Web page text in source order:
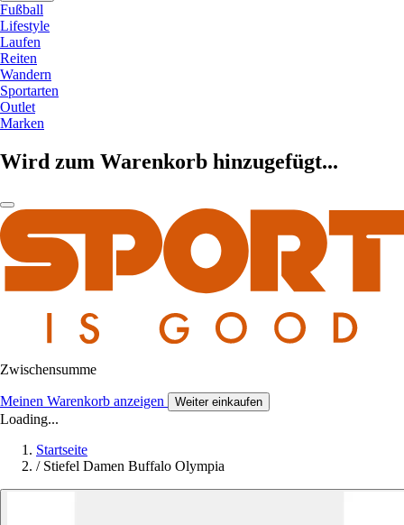
Fußball
Lifestyle
Laufen
Reiten
Wandern
Sportarten
Outlet
Marken
Wird zum Warenkorb hinzugefügt...
Zwischensumme
Meinen Warenkorb anzeigen Weiter einkaufen
Loading...
Startseite
/ Stiefel Damen Buffalo Olympia